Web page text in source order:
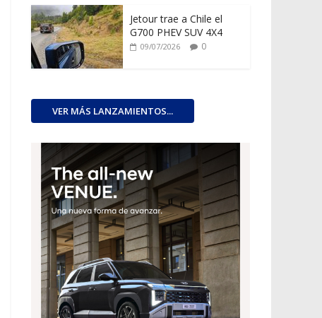
Jetour trae a Chile el
G700 PHEV SUV 4X4
09/07/2026 0
VER MÁS LANZAMIENTOS...